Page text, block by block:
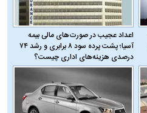
اعداد عجیب در صورت‌های مالی بیمه
آسیا؛ پشت پرده سود ۸ برابری و رشد ۷۴
درصدی هزینه‌های اداری چیست؟